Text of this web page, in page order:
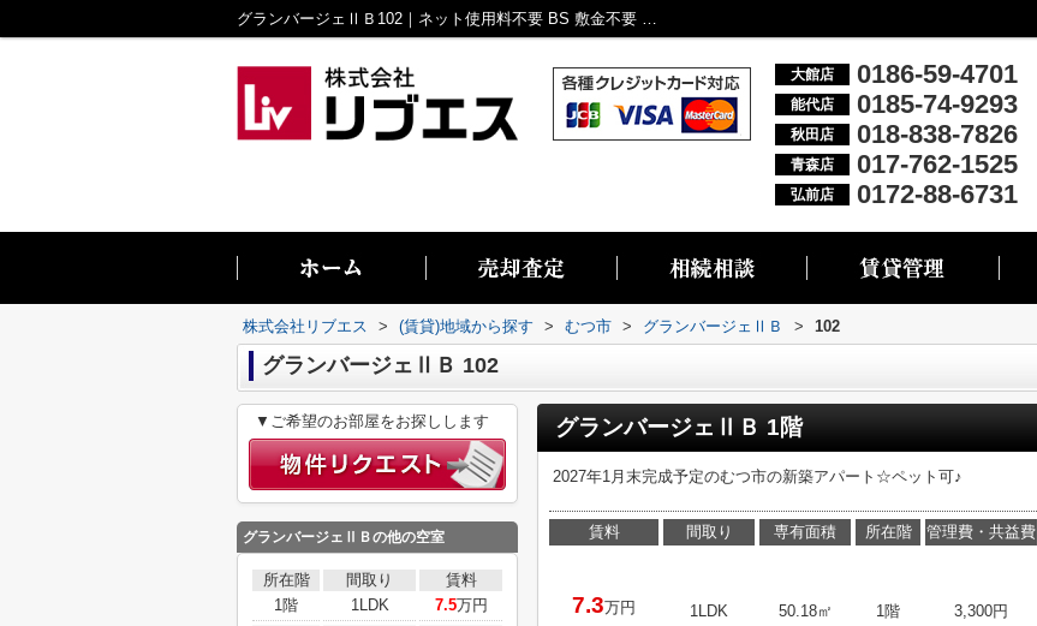
グランバージェⅡＢ102｜ネット使用料不要 BS 敷金不要 物置 バストイレ別｜大館市・能代市・秋田市・青森市・弘前市の不動産情報なら株式会社リブエス
大館店 0186-59-4701
能代店 0185-74-9293
秋田店 018-838-7826
青森店 017-762-1525
弘前店 0172-88-6731
株式会社リブエス > (賃貸)地域から探す > むつ市 > グランバージェⅡＢ > 102
グランバージェⅡＢ 102
グランバージェⅡＢ 1階
2027年1月末完成予定のむつ市の新築アパート☆ペット可♪
賃料
7.3万円
間取り
1LDK
専有面積
50.18㎡
所在階
1階
管理費・共益費
3,300円
▼ご希望のお部屋をお探しします
グランバージェⅡＢの他の空室
所在階 間取り
賃料
1階
1LDK 7.5万円